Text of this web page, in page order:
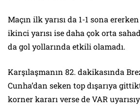
Maçın ilk yarısı da 1-1 sona
ikinci yarısı ise daha çok orta
da gol yollarında etkili olamadı.
Karşılaşmanın 82. dakikasında
Cunha’dan seken top dışarıya
korner kararı verse de VAR